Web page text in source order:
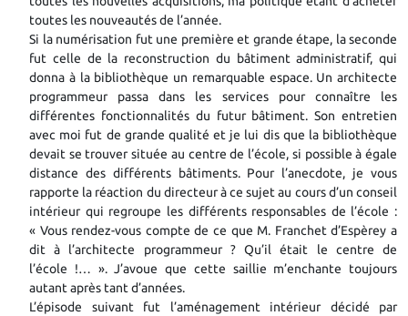
toutes les nouveautés de l’année.
Si la numérisation fut une première et grande étape, la seconde
fut celle de la reconstruction du bâtiment administratif, qui
donna à la bibliothèque un remarquable espace. Un architecte
programmeur passa dans les services pour connaître les
différentes fonctionnalités du futur bâtiment. Son entretien
avec moi fut de grande qualité et je lui dis que la bibliothèque
devait se trouver située au centre de l’école, si possible à égale
distance des différents bâtiments. Pour l’anecdote, je vous
rapporte la réaction du directeur à ce sujet au cours d’un conseil
intérieur qui regroupe les différents responsables de l’école :
« Vous rendez-vous compte de ce que M. Franchet d’Espèrey a
dit à l’architecte programmeur ? Qu’il était le centre de
l’école !… ». J’avoue que cette saillie m’enchante toujours
autant après tant d’années.
L’épisode suivant fut l’aménagement intérieur décidé par